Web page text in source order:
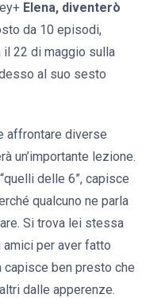
Elena, diventerò
da 10 episodi,
il 22 di maggio sulla
al suo sesto
affrontare diverse
un’importante lezione.
delle 6”, capisce
qualcuno ne parla
Si trova lei stessa
per aver fatto
ben presto che
dalle apperenze.